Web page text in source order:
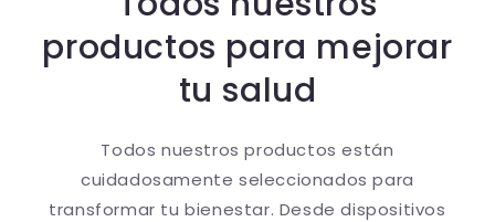
productos para mejorar
tu salud
Todos nuestros productos están
cuidadosamente seleccionados para
transformar tu bienestar. Desde dispositivos